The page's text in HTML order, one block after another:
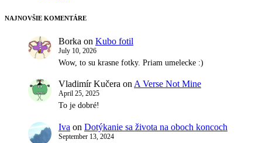
NAJNOVŠIE KOMENTÁRE
Borka on Kubo fotil
July 10, 2026
Wow, to su krasne fotky. Priam umelecke :)
Vladimír Kučera on A Verse Not Mine
April 25, 2025
To je dobré!
Iva on Dotýkanie sa života na oboch koncoch
September 13, 2024